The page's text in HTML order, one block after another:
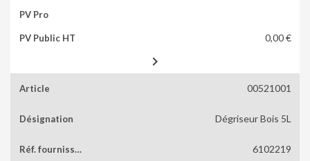
0,00 €

00521001
Dégriseur Bois 5L
6102219